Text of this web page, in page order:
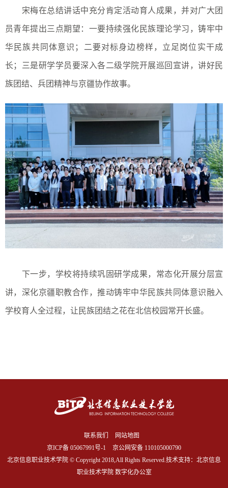
宋梅在总结讲话中充分肯定活动育人成果，并对广大团
员青年提出三点期望：一要持续强化民族理论学习，铸牢中
华民族共同体意识；二要对标身边榜样，立足岗位实干成
长；三是研学学员要深入各二级学院开展巡回宣讲，讲好民
族团结、兵团精神与京疆协作故事。
下一步，学校将持续巩固研学成果，常态化开展分层宣
讲，深化京疆职教合作，推动铸牢中华民族共同体意识融入
学校育人全过程，让民族团结之花在北信校园常开长盛。
联系我们
网站地图
京ICP备 05067991号-1
京公网安备 110105000790
北京信息职业技术学院 © Copyright 2018,All Rights Reserved.技术支持：北京信息
职业技术学院 数字化办公室